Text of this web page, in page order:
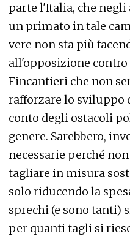
parte l'Italia, che
un primato in tale
vere non sta più
all'opposizione
Fincantieri che non
rafforzare lo sviluppo
conto degli ostacoli
genere. Sarebbero,
necessarie perché
tagliare in misura
solo riducendo la
sprechi (e sono tanti)
per quanti tagli si